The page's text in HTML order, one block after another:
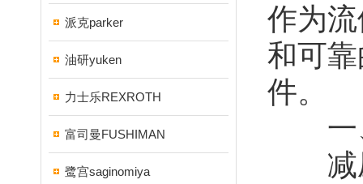
派克parker
油研yuken
力士乐REXROTH
富司曼FUSHIMAN
鹭宫saginomiya
作为
和可
件。
一、​​
减压